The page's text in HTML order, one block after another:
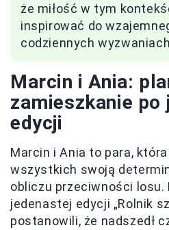
że miłość w tym
inspirować do
codziennych
Marcin i Ania:
zamieszkanie po
edycji
Marcin i Ania to para,
wszystkich swoją
obliczu przeciwności losu.
jedenastej edycji „Rolnik
postanowili, że nadszedł